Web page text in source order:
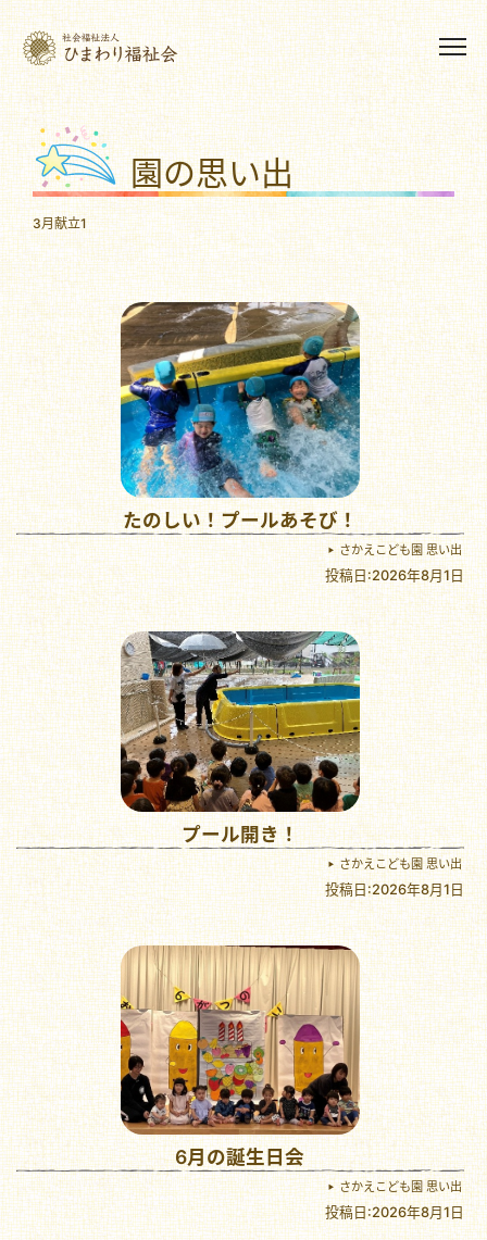
園の思い出
3月献立1
たのしい！プールあそび！
さかえこども園 思い出
投稿日:2026年8月1日
プール開き！
さかえこども園 思い出
投稿日:2026年8月1日
6月の誕生日会
さかえこども園 思い出
投稿日:2026年8月1日